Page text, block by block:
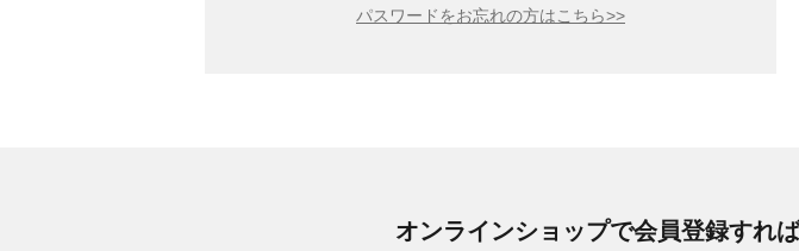
パスワードをお忘れの方はこちら>>
オンラインショップで会員登録すれ